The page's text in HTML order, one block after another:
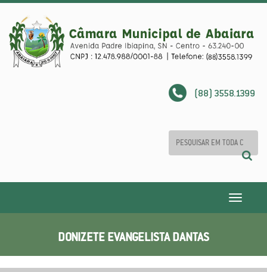
(88) 3558.1399
Toggle
DONIZETE EVANGELISTA DANTAS